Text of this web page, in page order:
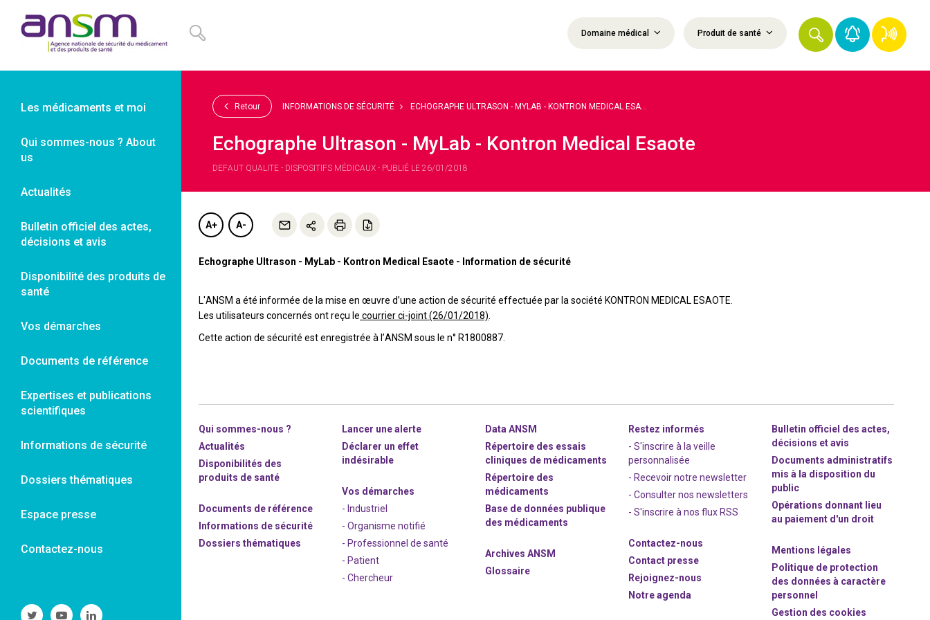
Domaine médical Produit de santé
Les médicaments et moi
Qui sommes-nous ? About
us
Actualités
Bulletin officiel des actes,
décisions et avis
Disponibilité des produits de
santé
Vos démarches
Documents de référence
Expertises et publications
scientifiques
Informations de sécurité
Dossiers thématiques
Espace presse
Contactez-nous
SuivreSuivreSuivre
Retour INFORMATIONS DE SÉCURITÉ ECHOGRAPHE ULTRASON - MYLAB - KONTRON MEDICAL ESA...
Echographe Ultrason - MyLab - Kontron Medical Esaote
DEFAUT QUALITE - DISPOSITIFS MÉDICAUX - PUBLIÉ LE 26/01/2018
A+ A-
Echographe Ultrason - MyLab - Kontron Medical Esaote - Information de sécurité
L'ANSM a été informée de la mise en œuvre d’une action de sécurité effectuée par la société KONTRON MEDICAL ESAOTE.
Les utilisateurs concernés ont reçu le courrier ci-joint (26/01/2018)
Cette action de sécurité est enregistrée à l’ANSM sous le n° R1800887.
Qui sommes-nous ?
Actualités
Disponibilités des
produits de santé
Documents de référence
Informations de sécurité
Dossiers thématiques
Lancer une alerte
Déclarer un effet
indésirable
Vos démarches
- Industriel
- Organisme notifié
- Professionnel de santé
- Patient
- Chercheur
Data ANSM
Répertoire des essais
cliniques de médicaments
Répertoire des
médicaments
Base de données publique
des médicaments
Archives ANSM
Glossaire
Restez informés
- S'inscrire à la veille
personnalisée
- Recevoir notre newsletter
- Consulter nos newsletters
-S'inscrire à nos flux RSS
Contactez-nous
Contact presse
Rejoignez-nous
Notre agenda
Bulletin officiel des actes,
décisions et avis
Documents administratifs
mis à la disposition du
public
Opérations donnant lieu
au paiement d'un droit
Mentions légales
Politique de protection
des données à caractère
personnel
Gestion des cookies